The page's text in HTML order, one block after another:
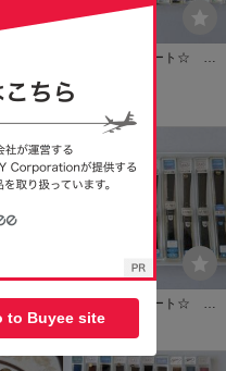
☆1000円スタート☆ セ
レディース 16本セッ
ト SEIKO 純正部品
現在
珠 ヒマ
石珠を
げたブ
☆1000円スタート☆ レ
ディース用 皮ベルト 1
2本セット ⑪ 大量セッ
ト まとめて
1,000
to Buyee site